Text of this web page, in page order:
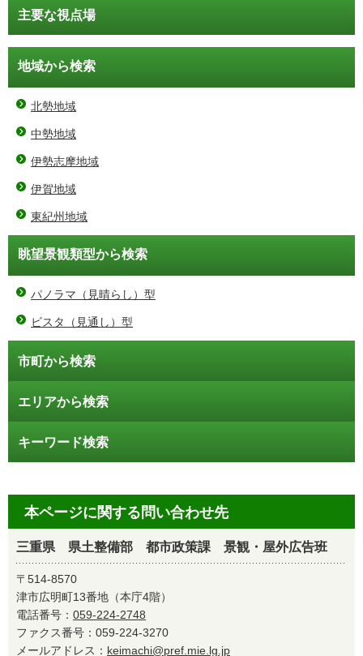
主要な視点場
地域から検索
北勢地域
中勢地域
伊勢志摩地域
伊賀地域
東紀州地域
眺望景観類型から検索
パノラマ（見晴らし）型
ビスタ（見通し）型
市町から検索
エリアから検索
キーワード検索
本ページに関する問い合わせ先
三重県 県土整備部 都市政策課 景観・屋外広告班
〒514-8570
津市広明町13番地（本庁4階）
電話番号： 059-224-2748
ファクス番号：059-224-3270
メールアドレス： keimachi@pref.mie.lg.jp